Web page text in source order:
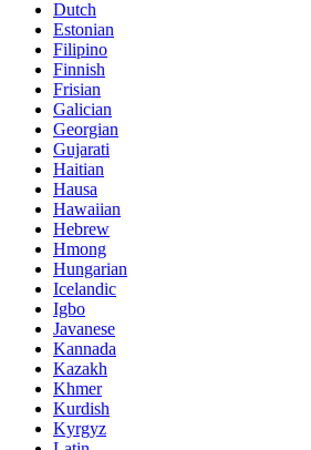
Dutch
Estonian
Filipino
Finnish
Frisian
Galician
Georgian
Gujarati
Haitian
Hausa
Hawaiian
Hebrew
Hmong
Hungarian
Icelandic
Igbo
Javanese
Kannada
Kazakh
Khmer
Kurdish
Kyrgyz